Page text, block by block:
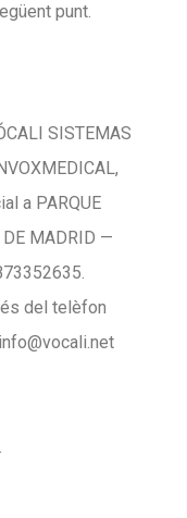
punt.
SISTEMAS
a PARQUE
DE MADRID —
del telèfon